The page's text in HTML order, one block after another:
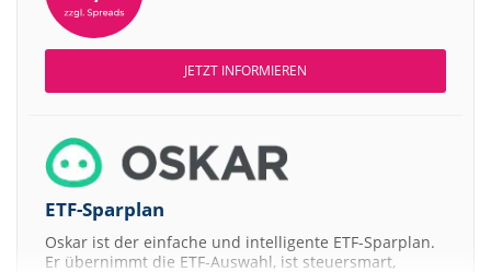
JETZT INFORMIEREN
ETF-Sparplan
Oskar ist der einfache und intelligente ETF-Sparplan.
Er übernimmt die ETF-Auswahl, ist steuersmart,